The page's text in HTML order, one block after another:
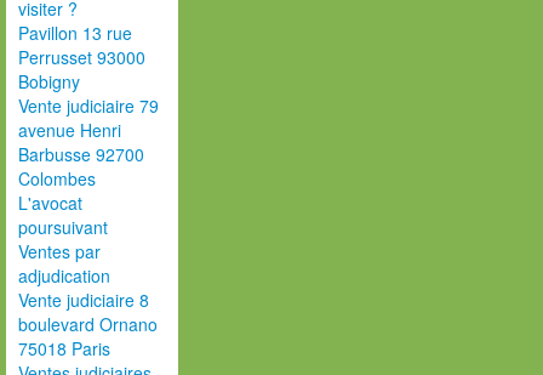
visiter ?
Pavillon 13 rue
Perrusset 93000
Bobigny
Vente judiciaire 79
avenue Henri
Barbusse 92700
Colombes
L'avocat
poursuivant
Ventes par
adjudication
Vente judiciaire 8
boulevard Ornano
75018 Paris